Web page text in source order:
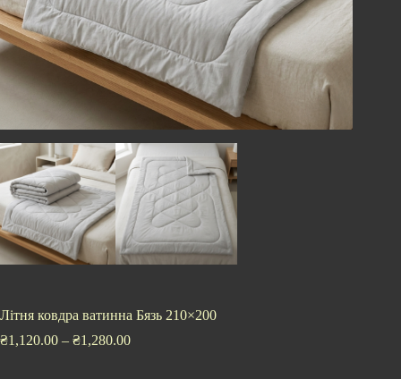
Літня ковдра ватинна Бязь 210×200
₴1,120.00 – ₴1,280.00